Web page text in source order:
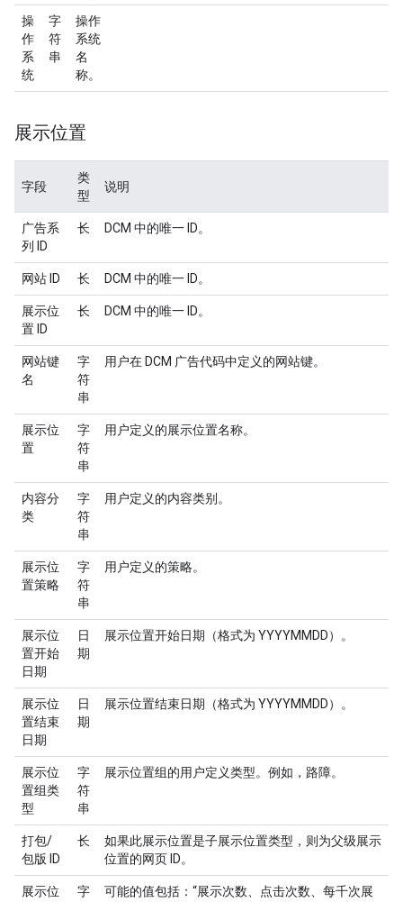
操
作
系
统
字
符
串
操作
系统
名
称。
展示位置
字段
类
型
说明
广告系
列 ID
长 DCM 中的唯一 ID。
网站 ID 长 DCM 中的唯一 ID。
展示位
置 ID
长 DCM 中的唯一 ID。
网站键
名
字
符
串
用户在 DCM 广告代码中定义的网站键。
展示位
置
字
符
串
用户定义的展示位置名称。
内容分
类
字
符
串
用户定义的内容类别。
展示位
置策略
字
符
串
用户定义的策略。
展示位
置开始
日期
日
期
展示位置开始日期（格式为 YYYYMMDD）。
展示位
置结束
日期
日
期
展示位置结束日期（格式为 YYYYMMDD）。
展示位
置组类
型
字
符
串
展示位置组的用户定义类型。例如，路障。
打包/
包版 ID
长
如果此展示位置是子展示位置类型，则为父级展示
位置的网页 ID。
展示位 字 可能的值包括：“展示次数、点击次数、每千次展